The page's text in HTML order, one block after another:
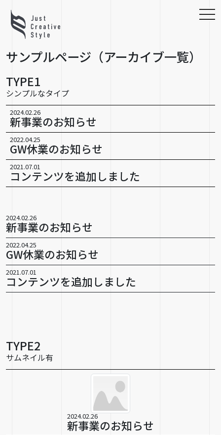
サンプルページ（アーカイブ一覧）
TYPE1
シンプルなタイプ
2024.02.26
新事業のお知らせ
2022.04.25
GW休業のお知らせ
2021.07.01
コンテンツを追加しました
2024.02.26
新事業のお知らせ
2022.04.25
GW休業のお知らせ
2021.07.01
コンテンツを追加しました
TYPE2
サムネイル有
2024.02.26
新事業のお知らせ